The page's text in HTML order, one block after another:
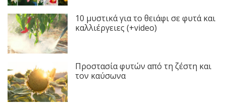
10 μυστικά για το θειάφι σε φυτά και
καλλιέργειες (+video)
Προστασία φυτών από τη ζέστη και
τον καύσωνα